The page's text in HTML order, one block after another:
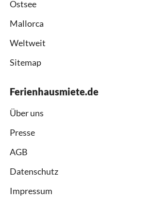
Ostsee
Mallorca
Weltweit
Sitemap
Ferienhausmiete.de
Über uns
Presse
AGB
Datenschutz
Impressum